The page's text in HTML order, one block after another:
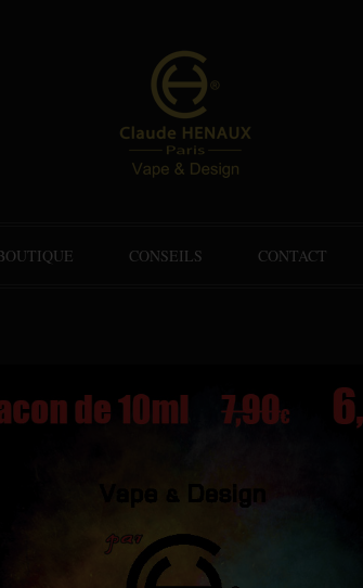
CONSEILS CONTACT